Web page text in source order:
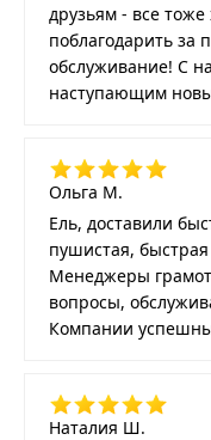
друзьям - все
поблагодарить за
обслуживание! С
наступающим
Ольга М.
Ель, доставили
пушистая,
Менеджеры
вопросы,
Компании
Наталия Ш.